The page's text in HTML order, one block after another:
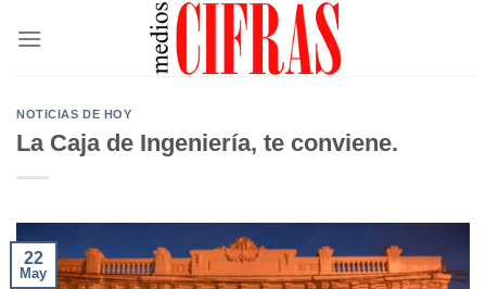
NOTICIAS DE HOY
La Caja de Ingeniería, te conviene.
22
May